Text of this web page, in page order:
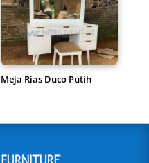
Meja Rias Duco Putih